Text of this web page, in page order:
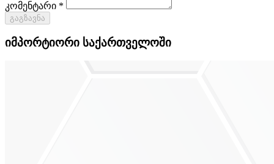
კომენტარი *
გაგზავნა
იმპორტიორი საქართველოში